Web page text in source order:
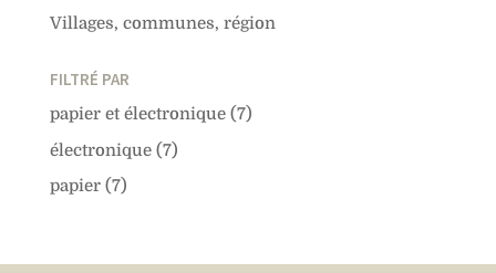
Villages, communes, région
FILTRÉ PAR
papier et électronique (7)
électronique (7)
papier (7)